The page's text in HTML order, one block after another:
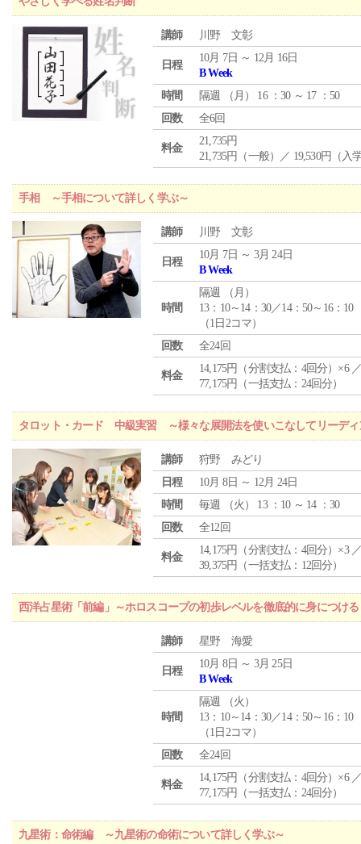
講師 川野 文彰
日程
10月 7日 ～ 12月 16日
B Week
時間
隔週 （ 月 ） 16 ：30 ～ 17 ：50
回数
全6回
料金
21,735円
21,735円（一般）／ 19,530円（入
手相 ～手相について詳しく学ぶ～
講師 川野 文彰
日程
10月 7日 ～ 3月 24日
B Week
時間
隔週 （ 月 ）
13：10～14：30／14：50～16：10
（1日2コマ）
回数
全24回
料金
14,175円（分割支払：4回分）×6
77,175円（一括支払：24回分）
タロット・カード 中級実習 ～様々な展開法を使いこなしてリーディ
講師
狩野 みどり
日程
10月 8日 ～ 12月 24日
時間
毎週 （火 ） 13 ：10 ～ 14 ：30
回数
全12回
料金
14,175円（分割支払：4回分）×3
39,375円（一括支払：12回分）
西洋占星術「前編」～ホロスコープの初歩レベルを徹底的に身につける
講師 星野 海愛
日程
10月 8日 ～ 3月 25日
B Week
時間
隔週 （火 ）
13：10～14：30／14：50～16：10
（1日2コマ）
回数
全24回
料金
14,175円（分割支払：4回分）×6
77,175円（一括支払：24回分）
九星術：命術編 ～九星術の命術について詳しく学ぶ～